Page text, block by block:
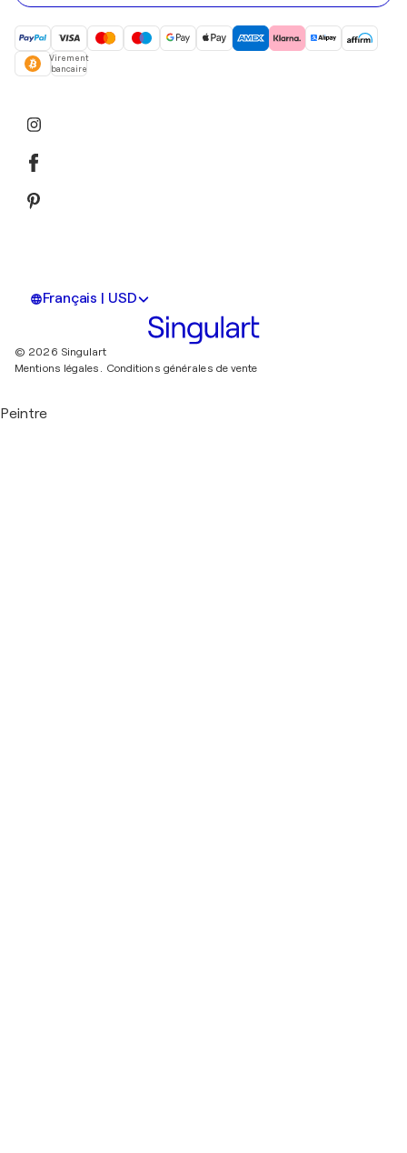
Virement
bancaire
Français | USD
© 2026 Singulart
Mentions légales. Conditions générales de vente
Peintre